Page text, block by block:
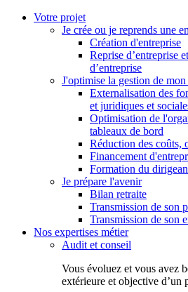
Votre projet
Je crée ou je reprends une
Création d'entreprise
Reprise d’entreprise
d’entreprise
J'optimise la gestion de
Externalisation des
et juridiques et
Optimisation de
tableaux de bord
Réduction des coûts,
Financement
Formation du
Je prépare l'avenir
Bilan retraite
Transmission de son
Transmission de son
Nos expertises métier
Audit et conseil
Vous évoluez et vous avez
extérieure et objective d’un